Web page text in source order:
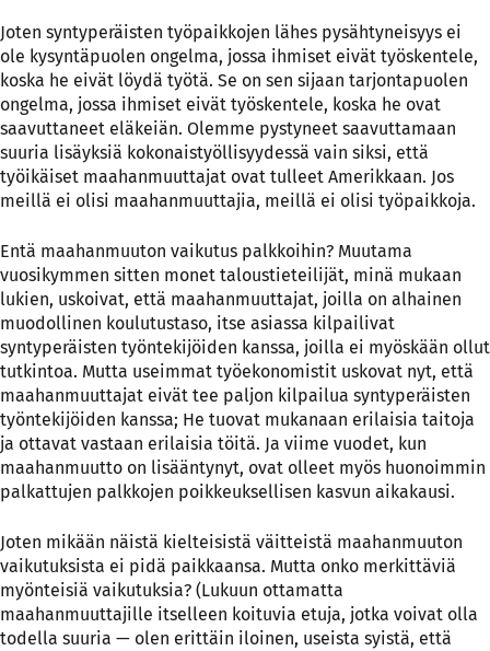
Joten syntyperäisten työpaikkojen lähes pysähtyneisyys ei
ole kysyntäpuolen ongelma, jossa ihmiset eivät työskentele,
koska he eivät löydä työtä. Se on sen sijaan tarjontapuolen
ongelma, jossa ihmiset eivät työskentele, koska he ovat
saavuttaneet eläkeiän. Olemme pystyneet saavuttamaan
suuria lisäyksiä kokonaistyöllisyydessä vain siksi, että
työikäiset maahanmuuttajat ovat tulleet Amerikkaan. Jos
meillä ei olisi maahanmuuttajia, meillä ei olisi työpaikkoja.
Entä maahanmuuton vaikutus palkkoihin? Muutama
vuosikymmen sitten monet taloustieteilijät, minä mukaan
lukien, uskoivat, että maahanmuuttajat, joilla on alhainen
muodollinen koulutustaso, itse asiassa kilpailivat
syntyperäisten työntekijöiden kanssa, joilla ei myöskään ollut
tutkintoa. Mutta useimmat työekonomistit uskovat nyt, että
maahanmuuttajat eivät tee paljon kilpailua syntyperäisten
työntekijöiden kanssa; He tuovat mukanaan erilaisia taitoja
ja ottavat vastaan erilaisia töitä. Ja viime vuodet, kun
maahanmuutto on lisääntynyt, ovat olleet myös huonoimmin
palkattujen palkkojen poikkeuksellisen kasvun aikakausi.
Joten mikään näistä kielteisistä väitteistä maahanmuuton
vaikutuksista ei pidä paikkaansa. Mutta onko merkittäviä
myönteisiä vaikutuksia? (Lukuun ottamatta
maahanmuuttajille itselleen koituvia etuja, jotka voivat olla
todella suuria — olen erittäin iloinen, useista syistä, että